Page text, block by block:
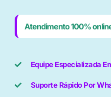
Atendimento 100%
Equipe Especializada
Suporte Rápido Por